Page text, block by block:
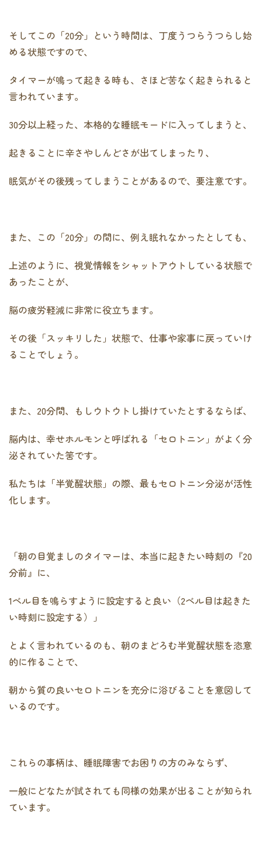
そしてこの「20分」という時間は、丁度うつらうつらし始
める状態ですので、
タイマーが鳴って起きる時も、さほど苦なく起きられると
言われています。
30分以上経った、本格的な睡眠モードに入ってしまうと、
起きることに辛さやしんどさが出てしまったり、
眠気がその後残ってしまうことがあるので、要注意です。
また、この「20分」の間に、例え眠れなかったとしても、
上述のように、視覚情報をシャットアウトしている状態で
あったことが、
脳の疲労軽減に非常に役立ちます。
その後「スッキリした」状態で、仕事や家事に戻っていけ
ることでしょう。
また、20分間、もしウトウトし掛けていたとするならば、
脳内は、幸せホルモンと呼ばれる「セロトニン」がよく分
泌されていた筈です。
私たちは「半覚醒状態」の際、最もセロトニン分泌が活性
化します。
「朝の目覚ましのタイマーは、本当に起きたい時刻の『20
分前』に、
1ベル目を鳴らすように設定すると良い（2ベル目は起きた
い時刻に設定する）」
とよく言われているのも、朝のまどろむ半覚醒状態を恣意
的に作ることで、
朝から質の良いセロトニンを充分に浴びることを意図して
いるのです。
これらの事柄は、睡眠障害でお困りの方のみならず、
一般にどなたが試されても同様の効果が出ることが知られ
ています。